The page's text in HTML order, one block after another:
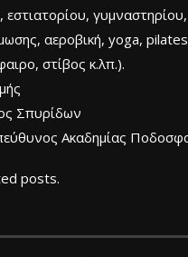
εστιατορίου,
αεροβική, yoga,
στίβος κ.λπ.).
Σπυρίδων
Ακαδημίας
posts.